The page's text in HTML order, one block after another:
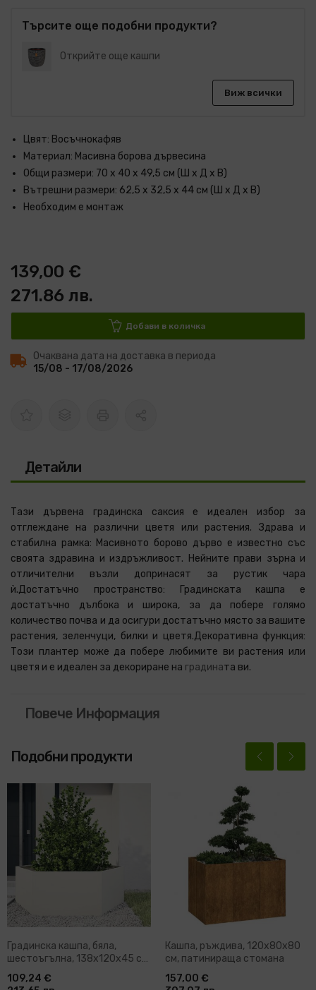
Търсите още подобни продукти?
Открийте още кашпи
Виж всички
Цвят: Восъчнокафяв
Материал: Масивна борова дървесина
Общи размери: 70 x 40 x 49,5 см (Ш x Д x В)
Вътрешни размери: 62,5 x 32,5 x 44 см (Ш x Д x В)
Необходим е монтаж
139,00 €
271.86 лв.
Добави в количка
Очаквана дата на доставка в периода
15/08 - 17/08/2026
Детайли
Тази дървена градинска саксия е идеален избор за
отглеждане на различни цветя или растения. Здрава и
стабилна рамка: Масивното борово дърво е известно със
своята здравина и издръжливост. Нейните прави зърна и
отличителни възли допринасят за рустик чара
ѝ.Достатъчно пространство: Градинската кашпа е
достатъчно дълбока и широка, за да побере голямо
количество почва и да осигури достатъчно място за вашите
растения, зеленчуци, билки и цветя.Декоративна функция:
Този плантер може да побере любимите ви растения или
цветя и е идеален за декориране на градината ви.
Повече Информация
Подобни продукти
Градинска кашпа, бяла,
шестоъгълна, 138x120x45 см,
стомана
109,24 €
Кашпа, ръждива, 120x80x80
см, патинираща стомана
157,00 €